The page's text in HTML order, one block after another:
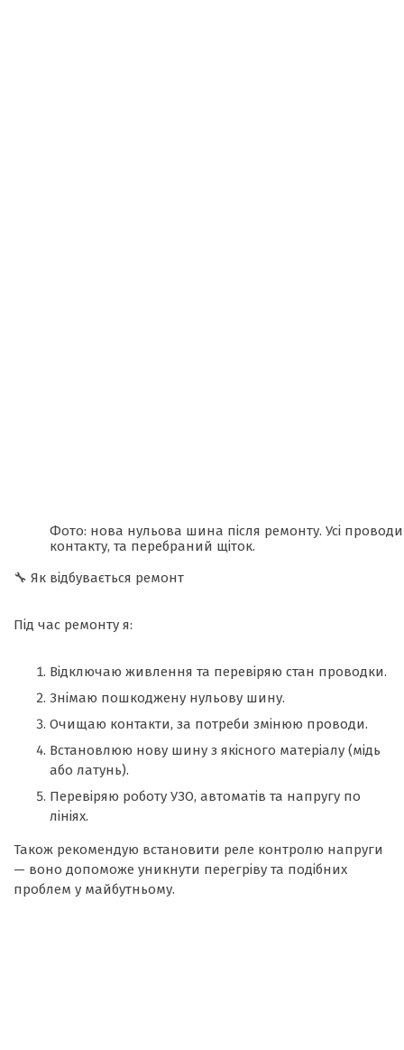
Фото: нова нульова шина після ремонту. Усі
контакту, та перебраний щіток.
🔧 Як відбувається ремонт
Під час ремонту я:
Відключаю живлення та перевіряю стан проводки.
Знімаю пошкоджену нульову шину.
Очищаю контакти, за потреби змінюю проводи.
Встановлюю нову шину з якісного матеріалу (мідь
або латунь).
Перевіряю роботу УЗО, автоматів та напругу по
лініях.
Також рекомендую встановити реле контролю напруги
— воно допоможе уникнути перегріву та подібних
проблем у майбутньому.